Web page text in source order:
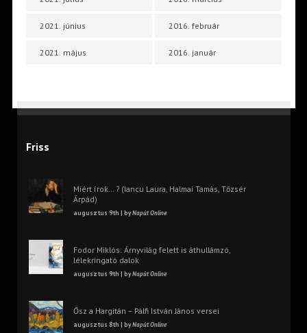
2021. június
2021. május
2016. február
2016. január
Friss
Miért írok… ? (Iancu Laura, Halmai Tamás, Tőzsér
Árpád)
augusztus 9th | byNapút Online
Fodor Miklós: Árnyvilág felett is áthullámzó,
lélekringató dalok
augusztus 9th | byNapút Online
Ősz a Hargitán – Pálfi István János versei
augusztus 8th | byNapút Online